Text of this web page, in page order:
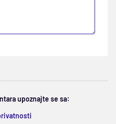
upoznajte se sa: